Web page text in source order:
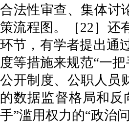
合法性审查、集体讨
策流程图。［22］还
环节，有学者提出通
度等措施来规范“一
公开制度、公职人员
的数据监督格局和
手”滥用权力的“政治